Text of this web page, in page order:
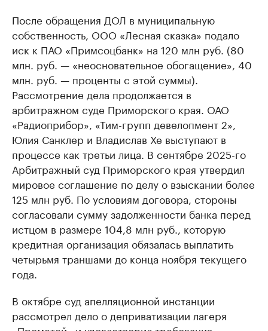
После обращения ДОЛ в муниципальную
собственность, ООО «Лесная сказка» подало
иск к ПАО «Примсоцбанк» на 120 млн руб. (80
млн. руб. — «неосновательное обогащение», 40
млн. руб. — проценты с этой суммы).
Рассмотрение дела продолжается в
арбитражном суде Приморского края. ОАО
«Радиоприбор», «Тим-групп девелопмент 2»,
Юлия Санклер и Владислав Хе выступают в
процессе как третьи лица. В сентябре 2025-го
Арбитражный суд Приморского края утвердил
мировое соглашение по делу о взыскании более
125 млн руб. По условиям договора, стороны
согласовали сумму задолженности банка перед
истцом в размере 104,8 млн руб., которую
кредитная организация обязалась выплатить
четырьмя траншами до конца ноября текущего
года.
В октябре суд апелляционной инстанции
рассмотрел дело о деприватизации лагеря